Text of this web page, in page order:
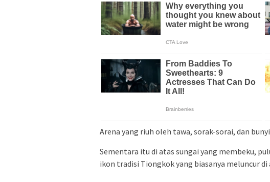
Arena yang riuh oleh tawa, sorak-sorai, dan
Sementara itu di atas sungai yang membeku,
ikon tradisi Tiongkok yang biasanya meluncur di